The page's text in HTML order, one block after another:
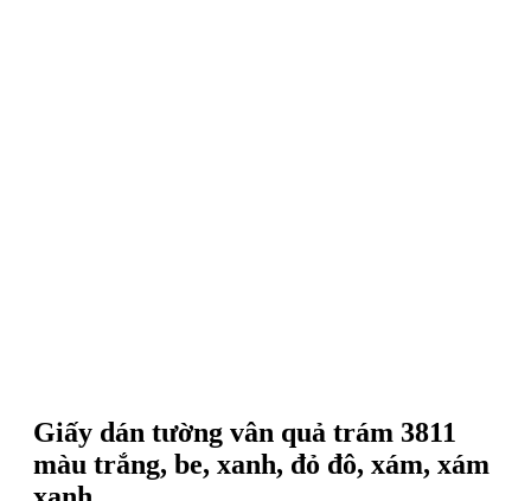
Giấy dán tường vân quả trám 3811
màu trắng, be, xanh, đỏ đô, xám, xám